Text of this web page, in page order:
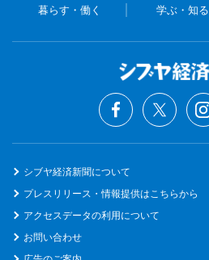
暮らす・働く 学ぶ・知る
シブヤ経済新聞について
プレスリリース・情報提供はこちらから
アクセスデータの利用について
お問い合わせ